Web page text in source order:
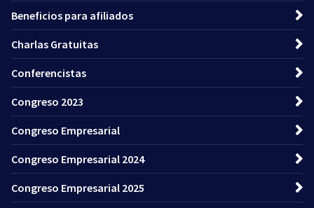
Beneficios para afiliados
Charlas Gratuitas
Conferencistas
Congreso 2023
Congreso Empresarial
Congreso Empresarial 2024
Congreso Empresarial 2025